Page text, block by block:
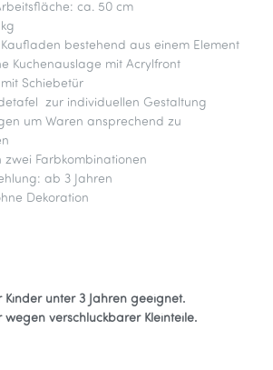
ca. 50 cm
bestehend aus einem Element
Kuchenauslage mit Acrylfront
Schiebetür
zur individuellen Gestaltung
um Waren ansprechend zu
zwei Farbkombinationen
ab 3 Jahren
Dekoration
Kinder unter 3 Jahren geeignet.
wegen verschluckbarer Kleinteile.